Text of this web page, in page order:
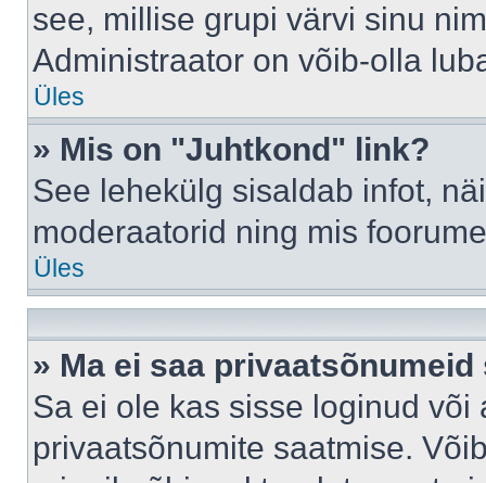
see, millise grupi värvi sinu
Administraator on võib-olla
Üles
» Mis on "Juhtkond" link?
See lehekülg sisaldab infot,
moderaatorid ning mis
Üles
» Ma ei saa privaatsõnumeid
Sa ei ole kas sisse loginud
privaatsõnumite saatmise.